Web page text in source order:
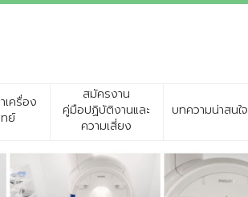
เครื่อง
ย์
สมัครงาน
คู่มือปฏิบัติงานและ
ความเสี่ยง
บทความน่าสนใจ